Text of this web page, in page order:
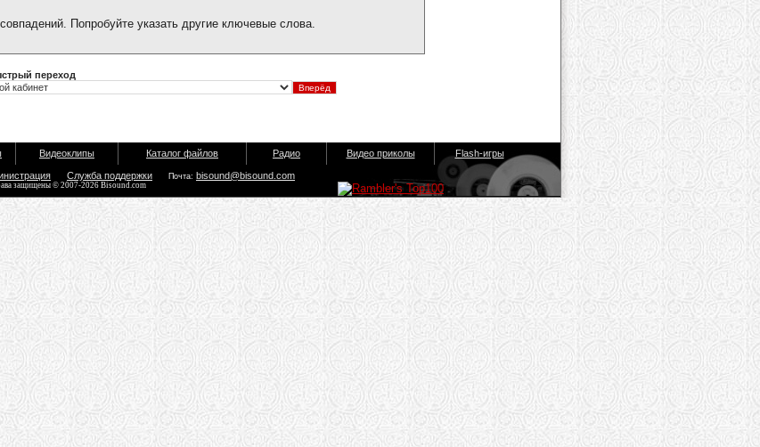
Попробуйте указать другие ключевые слова.
переход
Видеоклипы Каталог файлов Радио Видео приколы Flash-игры
Служба поддержки Почта: bisound@bisound.com
защищены © 2007-2026 Bisound.com